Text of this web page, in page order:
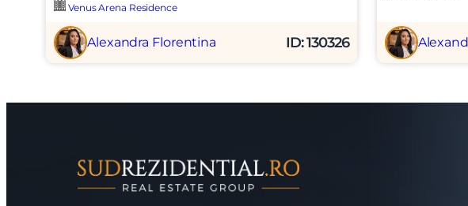
Venus Arena Residence
Alexandra Florentina ID: 130326